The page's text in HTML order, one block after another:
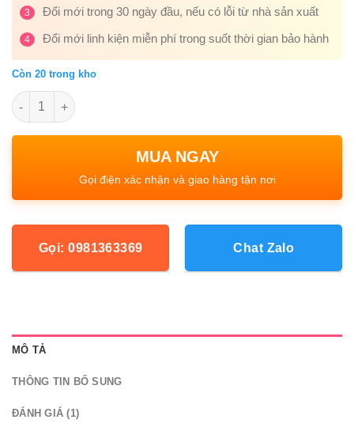
3 Đổi mới trong 30 ngày đầu, nếu có lỗi từ nhà sản xuất
4 Đổi mới linh kiện miễn phí trong suốt thời gian bảo hành
Còn 20 trong kho
Số lượng
Gọi: 0981363369 Chat Zalo
MÔ TẢ
THÔNG TIN BỔ SUNG
ĐÁNH GIÁ (1)